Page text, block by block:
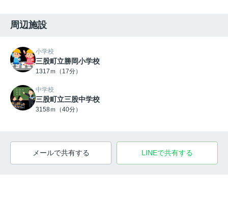
周辺施設
小学校
三股町立勝岡小学校
1317ｍ（17分）
中学校
三股町立三股中学校
3158ｍ（40分）
メールで共有する LINEで共有する